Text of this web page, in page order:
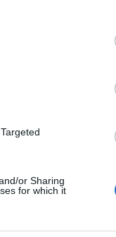
or Sharing
for which it
2012
2011